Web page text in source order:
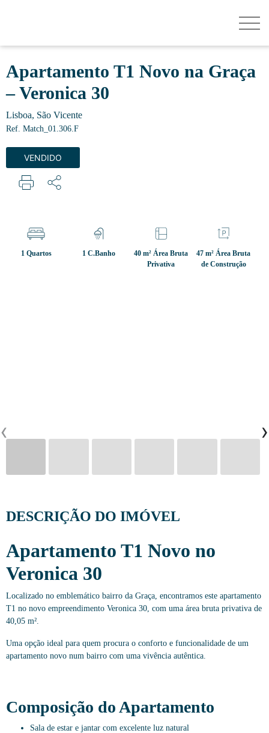
SOBRE NÓS
Apartamento T1 Novo na Graça
– Veronica 30
Lisboa, São Vicente
Ref. Match_01.306.F
VENDIDO
1 Quartos 1 C.Banho
40 m² Área Bruta
Privativa
47 m² Área Bruta
de Construção
‹ ›
DESCRIÇÃO DO IMÓVEL
Apartamento T1 Novo no
Veronica 30
Localizado no emblemático bairro da Graça, encontramos este apartamento
T1 no novo empreendimento Veronica 30, com uma área bruta privativa de
40,05 m².
Uma opção ideal para quem procura o conforto e funcionalidade de um
apartamento novo num bairro com uma vivência autêntica.
Composição do Apartamento
Sala de estar e jantar com excelente luz natural